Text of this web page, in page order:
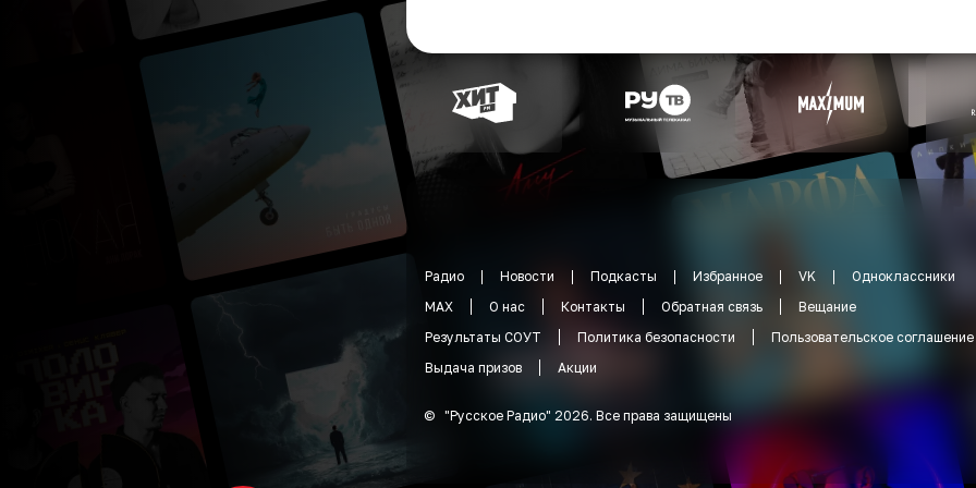
Радио Новости Подкасты Избранное VK
Одноклассники
MAX
О нас Контакты Обратная связь
Вещание
Результаты СОУТ
Политика безопасности
Пользовательское соглашение
Выдача призов
Акции
© "Русское Радио" 2026. Все права защищены